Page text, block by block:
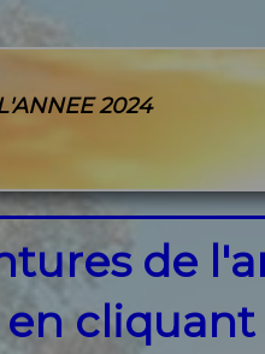
2024
de
cliquant